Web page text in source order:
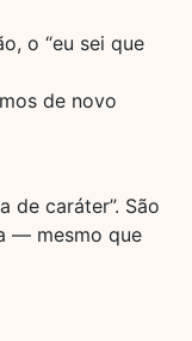
o “eu sei que
de novo
de caráter”. São
— mesmo que